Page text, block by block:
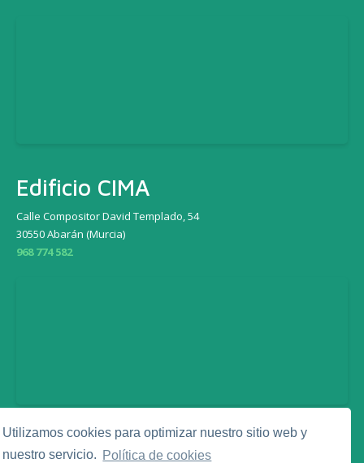
Utilizamos cookies para optimizar nuestro sitio web y
nuestro servicio. Política de cookies
Edificio CIMA
Calle Compositor David Templado, 54
30550 Abarán (Murcia)
968 774 582
Legal